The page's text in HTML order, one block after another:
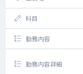
科目
勤務内容
勤務内容詳細